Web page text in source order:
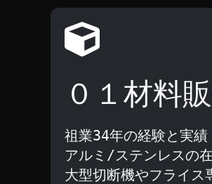
０１材料
祖業34年の経験と実績
アルミ/ステンレスの
大型切断機やフライス